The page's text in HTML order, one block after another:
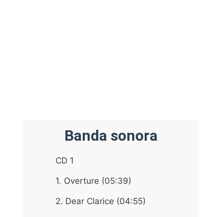
Banda sonora
CD 1
1. Overture (05:39)
2. Dear Clarice (04:55)